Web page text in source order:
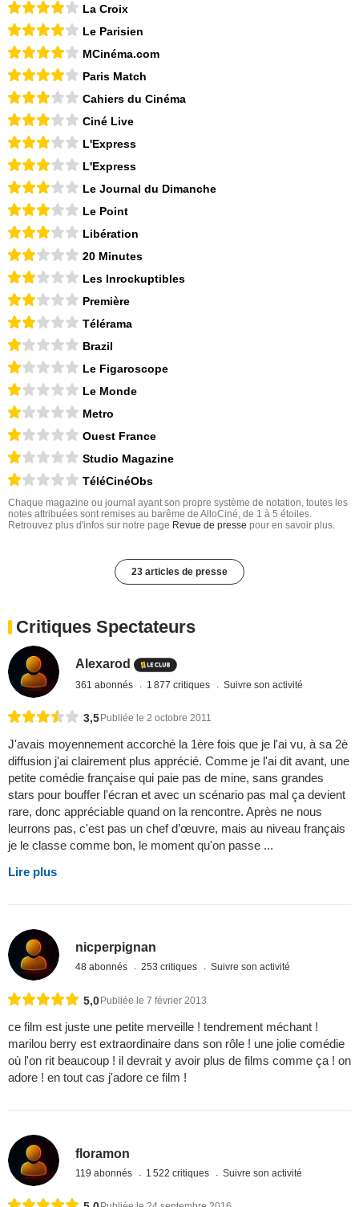
La Croix
Le Parisien
MCinéma.com
Paris Match
Cahiers du Cinéma
Ciné Live
L'Express
L'Express
Le Journal du Dimanche
Le Point
Libération
20 Minutes
Les Inrockuptibles
Première
Télérama
Brazil
Le Figaroscope
Le Monde
Metro
Ouest France
Studio Magazine
TéléCinéObs
Chaque magazine ou journal ayant son propre système de notation, toutes les
notes attribuées sont remises au barême de AlloCiné, de 1 à 5 étoiles.
Retrouvez plus d'infos sur notre page Revue de presse pour en savoir plus.
23 articles de presse
Critiques Spectateurs
Alexarod
361 abonnés 1 877 critiques Suivre son activité
3,5Publiée le 2 octobre 2011
J'avais moyennement accorché la 1ère fois que je l'ai vu, à sa 2è
diffusion j'ai clairement plus apprécié. Comme je l'ai dit avant, une
petite comédie française qui paie pas de mine, sans grandes
stars pour bouffer l'écran et avec un scénario pas mal ça devient
rare, donc appréciable quand on la rencontre. Après ne nous
leurrons pas, c'est pas un chef d’œuvre, mais au niveau français
je le classe comme bon, le moment qu'on passe ...
Lire plus
nicperpignan
48 abonnés 253 critiques Suivre son activité
5,0Publiée le 7 février 2013
ce film est juste une petite merveille ! tendrement méchant !
marilou berry est extraordinaire dans son rôle ! une jolie comédie
où l'on rit beaucoup ! il devrait y avoir plus de films comme ça ! on
adore ! en tout cas j'adore ce film !
floramon
119 abonnés 1 522 critiques Suivre son activité